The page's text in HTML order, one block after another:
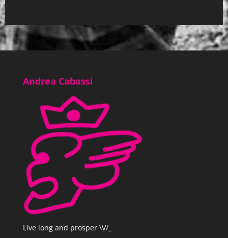
Andrea Cabassi
Live long and prosper \V/_